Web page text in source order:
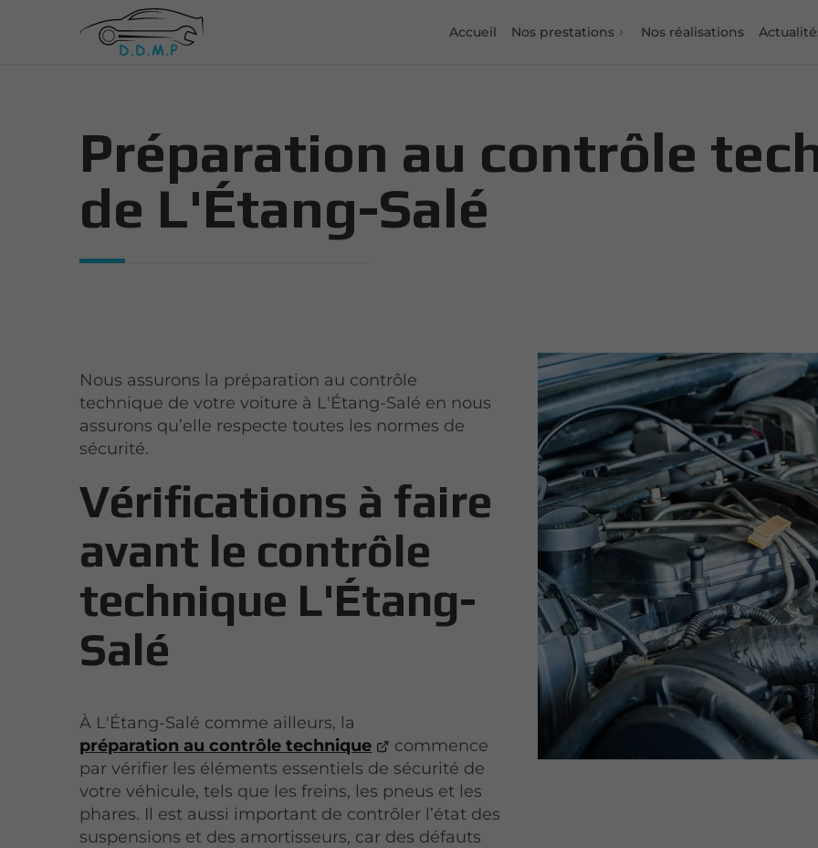
Accueil Nos prestations Nos réalisations
Préparation au contrôle
de L'Étang-Salé
Nous assurons la préparation au contrôle
technique de votre voiture à L'Étang-Salé en nous
assurons qu’elle respecte toutes les normes de
sécurité.
Vérifications à faire
avant le contrôle
technique L'Étang-
Salé
À L'Étang-Salé comme ailleurs, la
préparation au contrôle technique
commence
par vérifier les éléments essentiels de sécurité de
votre véhicule, tels que les freins, les pneus et les
phares. Il est aussi important de contrôler l’état des
suspensions et des amortisseurs, car des défauts